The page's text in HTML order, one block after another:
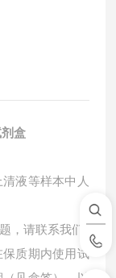
盒
液等样本中 人
，请联系我们
质期内使用试